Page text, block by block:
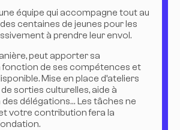
équipe qui accompagne tout au
centaines de jeunes pour les
à prendre leur envol.
peut apporter sa
de ses compétences et
Mise en place d’ateliers
sorties culturelles, aide à
des délégations… Les tâches ne
votre contribution fera la